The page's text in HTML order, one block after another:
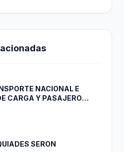
NACIONAL E
CARGA Y PASAJEROS
SERON